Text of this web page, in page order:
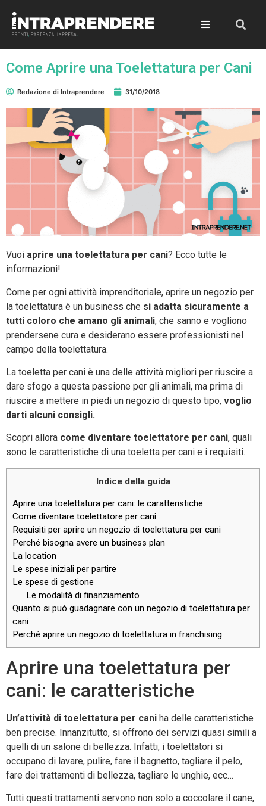
Come Aprire una Toelettatura per Cani
Redazione di Intraprendere 31/10/2018
Vuoi aprire una toelettatura per cani? Ecco tutte le
informazioni!
Come per ogni attività imprenditoriale, aprire un negozio per
la toelettatura è un business che si adatta sicuramente a
tutti coloro che amano gli animali, che sanno e vogliono
prendersene cura e desiderano essere professionisti nel
campo della toelettatura.
La toeletta per cani è una delle attività migliori per riuscire a
dare sfogo a questa passione per gli animali, ma prima di
riuscire a mettere in piedi un negozio di questo tipo, voglio
darti alcuni consigli.
Scopri allora come diventare toelettatore per cani, quali
sono le caratteristiche di una toeletta per cani e i requisiti.
Indice della guida
Aprire una toelettatura per cani: le caratteristiche
Come diventare toelettatore per cani
Requisiti per aprire un negozio di toelettatura per cani
Perché bisogna avere un business plan
La location
Le spese iniziali per partire
Le spese di gestione
Le modalità di finanziamento
Quanto si può guadagnare con un negozio di toelettatura per
cani
Perché aprire un negozio di toelettatura in franchising
Aprire una toelettatura per
cani: le caratteristiche
Un’attività di toelettatura per cani ha delle caratteristiche
ben precise. Innanzitutto, si offrono dei servizi quasi simili a
quelli di un salone di bellezza. Infatti, i toelettatori si
occupano di lavare, pulire, fare il bagnetto, tagliare il pelo,
fare dei trattamenti di bellezza, tagliare le unghie, ecc…
Tutti questi trattamenti servono non solo a coccolare il cane,